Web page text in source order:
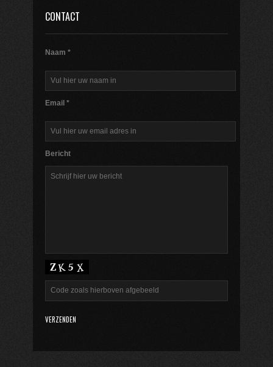
CONTACT
Naam *
Email *
Bericht